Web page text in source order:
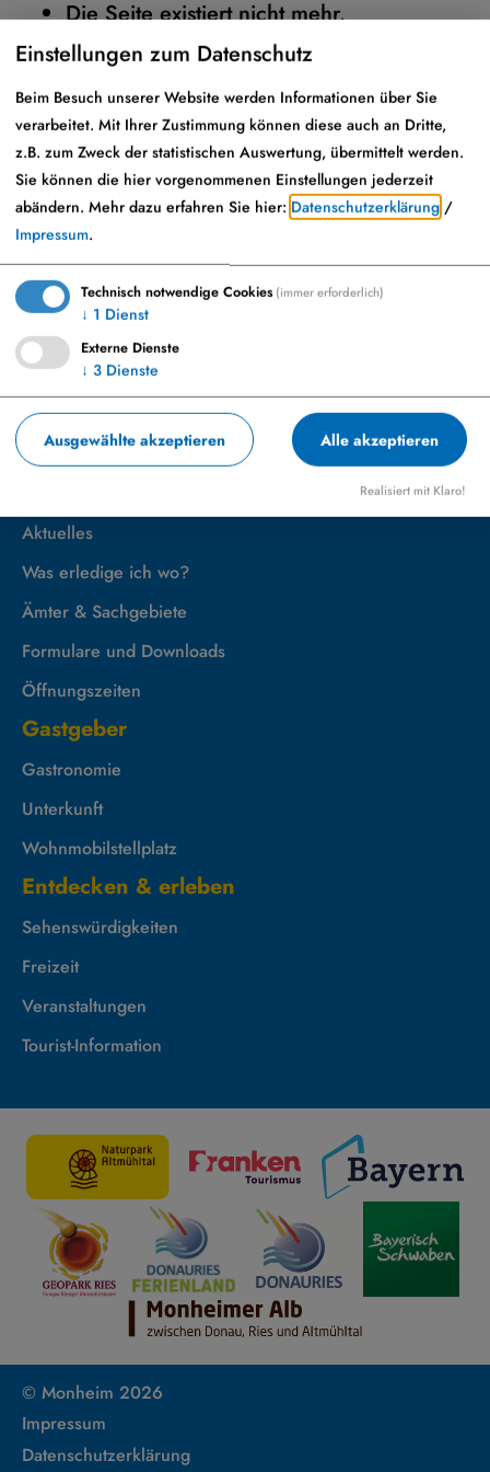
Die Seite existiert nicht mehr.
gelangen Sie zur Startseite.
Marktplatz 23, 86653 Monheim
info@monheim-bayern.de
Aktuelles
Was erledige ich wo?
Ämter & Sachgebiete
Formulare und Downloads
Öffnungszeiten
Gastgeber
Gastronomie
Unterkunft
Wohnmobilstellplatz
Entdecken & erleben
Sehenswürdigkeiten
Freizeit
Veranstaltungen
Tourist-Information
© Monheim 2026
Impressum
Datenschutzerklärung
Einstellungen zum Datenschutz
Beim Besuch unserer Website werden Informationen über Sie
verarbeitet. Mit Ihrer Zustimmung können diese auch an Dritte,
z.B. zum Zweck der statistischen Auswertung, übermittelt werden.
Sie können die hier vorgenommenen Einstellungen jederzeit
abändern. Mehr dazu erfahren Sie hier: Datenschutzerklärung /
Impressum.
Technisch notwendige Cookies(immer erforderlich)
↓ 1 Dienst
Externe Dienste
↓ 3 Dienste
Ausgewählte akzeptieren Alle akzeptieren
Realisiert mit Klaro!